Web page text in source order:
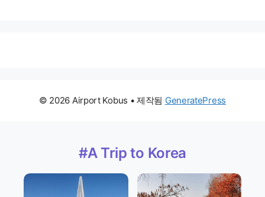
© 2026 Airport Kobus • 제작됨 GeneratePress
#A Trip to Korea